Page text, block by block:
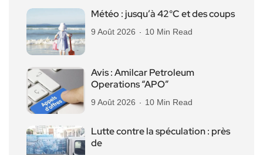
Météo : jusqu’à 42°C et des coups
9 Août 2026 10 Min Read
Avis : Amilcar Petroleum
Operations “APO”
9 Août 2026 10 Min Read
Lutte contre la spéculation : près
de